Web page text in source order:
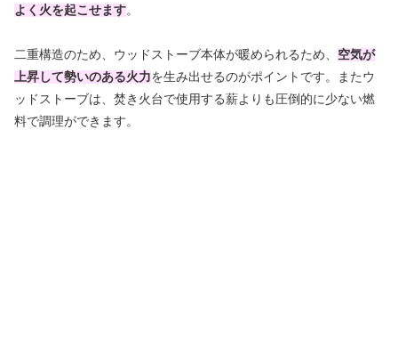
よく火を起こせます。
二重構造のため、ウッドストーブ本体が暖められるため、 空気が
上昇して勢いのある火力を生み出せるのがポイントです。またウ
ッドストーブは、焚き火台で使用する薪よりも圧倒的に少ない燃
料で調理ができます。